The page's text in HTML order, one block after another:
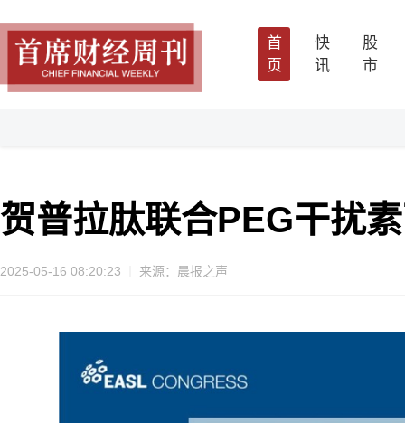
首
页
快
讯
股
市
贺普拉肽联合PEG干扰
2025-05-16 08:20:23 来源：晨报之声